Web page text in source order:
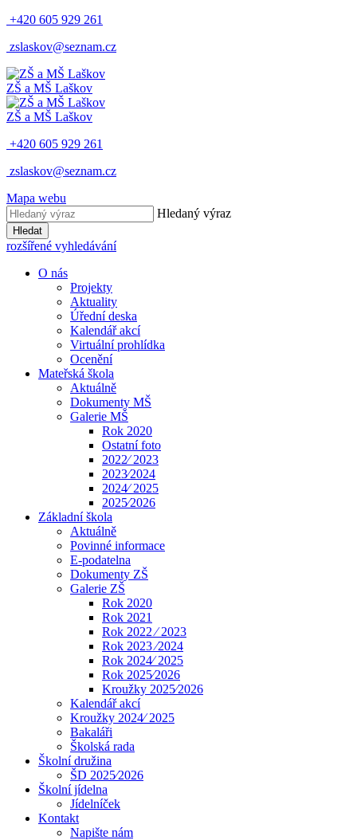
+420 605 929 261
zslaskov@seznam.cz
ZŠ a MŠ Laškov
ZŠ a MŠ Laškov
+420 605 929 261
zslaskov@seznam.cz
Mapa webu
Hledaný výraz
Hledat
rozšířené vyhledávání
O nás
Projekty
Aktuality
Úřední deska
Kalendář akcí
Virtuální prohlídka
Ocenění
Mateřská škola
Aktuálně
Dokumenty MŠ
Galerie MŠ
Rok 2020
Ostatní foto
2022⁄ 2023
2023⁄2024
2024⁄ 2025
2025⁄2026
Základní škola
Aktuálně
Povinné informace
E-podatelna
Dokumenty ZŠ
Galerie ZŠ
Rok 2020
Rok 2021
Rok 2022 ⁄ 2023
Rok 2023 ⁄2024
Rok 2024⁄ 2025
Rok 2025⁄2026
Kroužky 2025⁄2026
Kalendář akcí
Kroužky 2024⁄ 2025
Bakaláři
Školská rada
Školní družina
ŠD 2025⁄2026
Školní jídelna
Jídelníček
Kontakt
Napište nám